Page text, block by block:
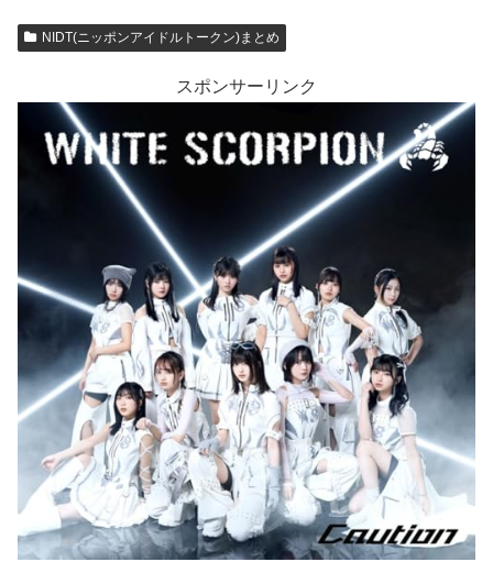
NIDT(ニッポンアイドルトークン)まとめ
スポンサーリンク